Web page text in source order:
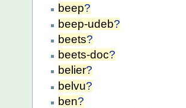
beep?
beep-udeb?
beets?
beets-doc?
belier?
belvu?
ben?